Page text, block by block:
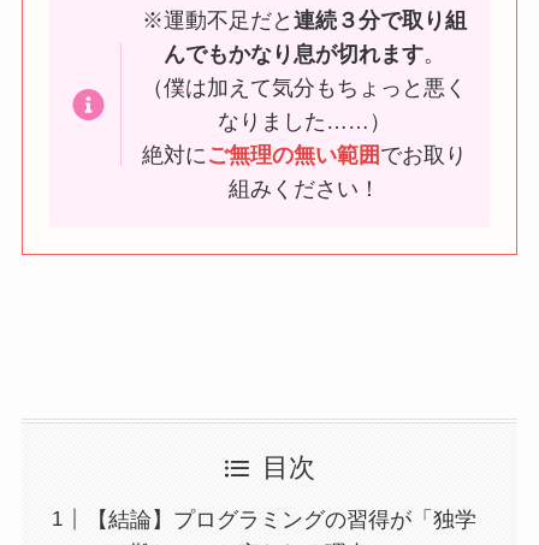
※運動不足だと連続３分で取り組
んでもかなり息が切れます。
（僕は加えて気分もちょっと悪く
なりました……）
絶対に ご無理の無い範囲 でお取り
組みください！
目次
【結論】プログラミングの習得が「独学